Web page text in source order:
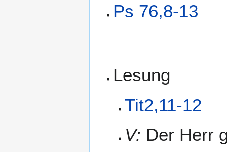
Ps 76,8-13
Lesung
Tit2,11-12
V: Der Herr